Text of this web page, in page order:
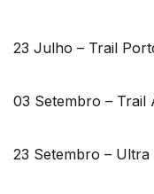
23 Julho – Trail
03 Setembro – Trail
23 Setembro – Ultra